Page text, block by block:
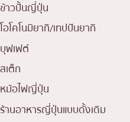
ข้าวปั้นญี่ปุ่น
โอโคโนมิยากิ/เทปปันยากิ
บุฟเฟต์
สเต็ก
หม้อไฟญี่ปุ่น
ร้านอาหารญี่ปุ่นแบบดั้งเดิม